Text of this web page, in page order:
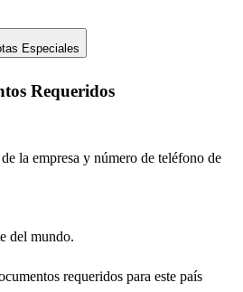
Especiales
Requeridos
la empresa y número de teléfono de
del mundo.
requeridos para este país